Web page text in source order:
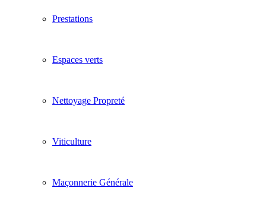
Prestations
Espaces verts
Nettoyage Propreté
Viticulture
Maçonnerie Générale